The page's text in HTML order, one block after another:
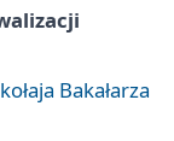
Bakałarza